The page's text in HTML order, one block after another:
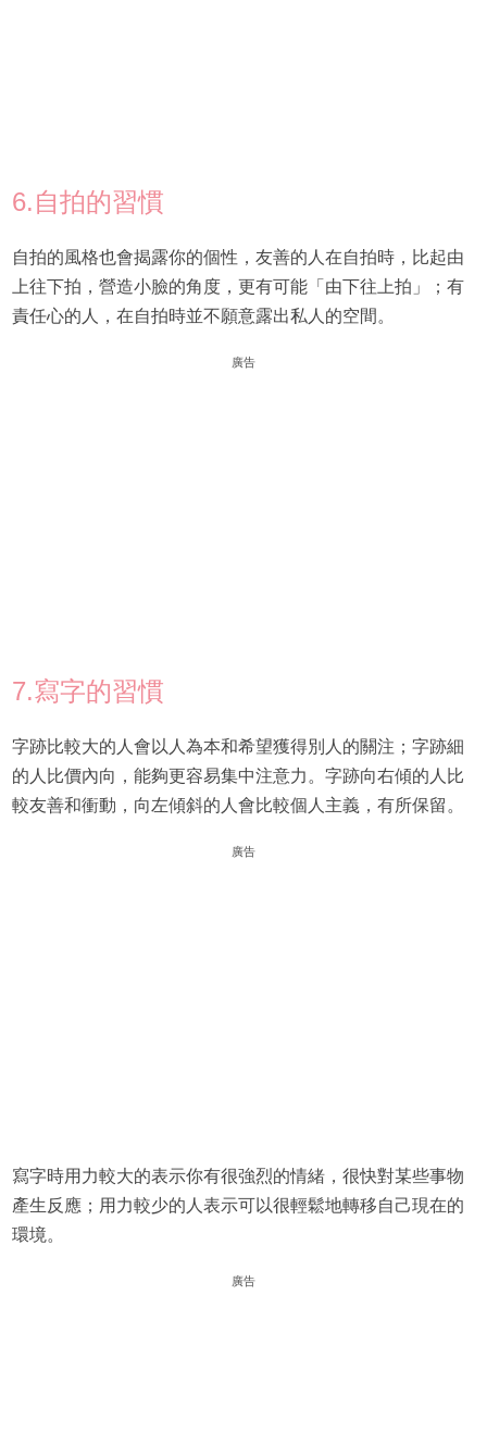
6.自拍的習慣
自拍的風格也會揭露你的個性，友善的人在自拍時，比起由
上往下拍，營造小臉的角度，更有可能「由下往上拍」；有
責任心的人，在自拍時並不願意露出私人的空間。
廣告
7.寫字的習慣
字跡比較大的人會以人為本和希望獲得別人的關注；字跡細
的人比價內向，能夠更容易集中注意力。字跡向右傾的人比
較友善和衝動，向左傾斜的人會比較個人主義，有所保留。
廣告
寫字時用力較大的表示你有很強烈的情緒，很快對某些事物
產生反應；用力較少的人表示可以很輕鬆地轉移自己現在的
環境。
廣告